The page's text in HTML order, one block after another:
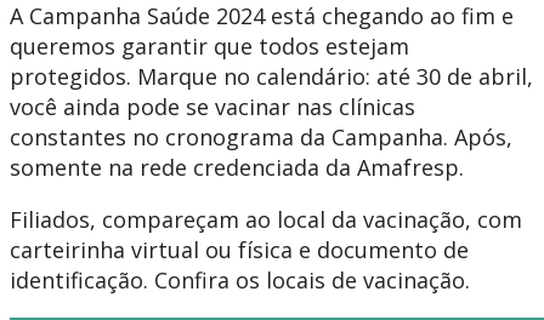
A Campanha Saúde 2024 está chegando ao fim e
queremos garantir que todos estejam
protegidos. Marque no calendário: até 30 de abril,
você ainda pode se vacinar nas clínicas
constantes no cronograma da Campanha. Após,
somente na rede credenciada da Amafresp.
Filiados, compareçam ao local da vacinação, com
carteirinha virtual ou física e documento de
identificação. Confira os locais de vacinação.